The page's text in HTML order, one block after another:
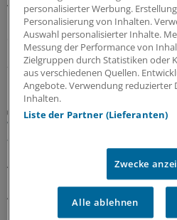
vorwirft, er habe die
Pandemie unrichtig und
damit seine Berufspflichten
27.07.2026
Aufgabenteilung
Wie Delegation in der
funktionieren kann
Ärztliche Aufgaben zu
rheumatologischen Praxen
Ärztinnen und Ärzte
und was es dafür braucht, zeigt
personalisierter Werbung.
Personalisierung von Inhalten.
Auswahl personalisierter Inhalte.
Messung der Performance von
Zielgruppen durch Statistiken oder
aus verschiedenen Quellen.
Angebote. Verwendung reduzierter
Inhalten.
Liste der Partner (Lieferanten)
Zwecke
Alle ablehnen